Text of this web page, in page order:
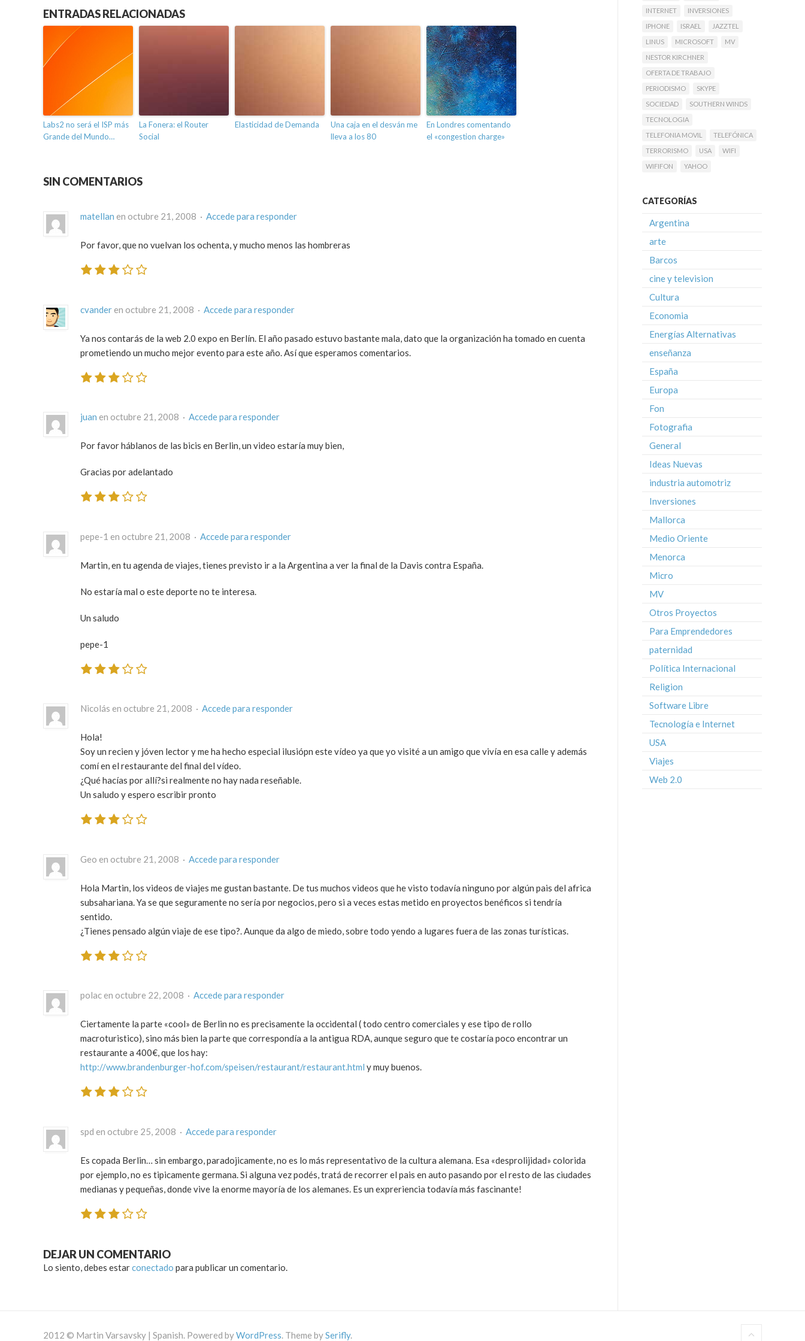
ENTRADAS RELACIONADAS
Labs2 no será el ISP más
Grande del Mundo…
La Fonera: el Router
Social
Elasticidad de Demanda
Una caja en el desván me
lleva a los 80
En Londres comentando
el «congestion charge»
SIN COMENTARIOS
matellan en octubre 21, 2008 · Accede para responder
Por favor, que no vuelvan los ochenta, y mucho menos las hombreras
cvander en octubre 21, 2008 · Accede para responder
Ya nos contarás de la web 2.0 expo en Berlín. El año pasado estuvo bastante mala, dato que la organización ha tomado en cuenta
prometiendo un mucho mejor evento para este año. Así que esperamos comentarios.
juan en octubre 21, 2008 · Accede para responder
Por favor háblanos de las bicis en Berlin, un video estaría muy bien,
Gracias por adelantado
pepe-1 en octubre 21, 2008 · Accede para responder
Martin, en tu agenda de viajes, tienes previsto ir a la Argentina a ver la final de la Davis contra España.
No estaría mal o este deporte no te interesa.
Un saludo
pepe-1
Nicolás en octubre 21, 2008 · Accede para responder
Hola!
Soy un recien y jóven lector y me ha hecho especial ilusiópn este vídeo ya que yo visité a un amigo que vivía en esa calle y además
comí en el restaurante del final del vídeo.
¿Qué hacías por allí?si realmente no hay nada reseñable.
Un saludo y espero escribir pronto
Geo en octubre 21, 2008 · Accede para responder
Hola Martin, los videos de viajes me gustan bastante. De tus muchos videos que he visto todavía ninguno por algún pais del africa
subsahariana. Ya se que seguramente no sería por negocios, pero si a veces estas metido en proyectos benéficos si tendría
sentido.
¿Tienes pensado algún viaje de ese tipo?. Aunque da algo de miedo, sobre todo yendo a lugares fuera de las zonas turísticas.
polac en octubre 22, 2008 · Accede para responder
Ciertamente la parte «cool» de Berlin no es precisamente la occidental ( todo centro comerciales y ese tipo de rollo
macroturistico), sino más bien la parte que correspondía a la antigua RDA, aunque seguro que te costaría poco encontrar un
restaurante a 400€, que los hay:
http://www.brandenburger-hof.com/speisen/restaurant/restaurant.html y muy buenos.
spd en octubre 25, 2008 · Accede para responder
Es copada Berlin… sin embargo, paradojicamente, no es lo más representativo de la cultura alemana. Esa «desprolijidad» colorida
por ejemplo, no es tipicamente germana. Si alguna vez podés, tratá de recorrer el pais en auto pasando por el resto de las ciudades
medianas y pequeñas, donde vive la enorme mayoría de los alemanes. Es un expreriencia todavía más fascinante!
DEJAR UN COMENTARIO
Lo siento, debes estarconectado para publicar un comentario.
INTERNET
INVERSIONES
IPHONE
ISRAEL
JAZZTEL
LINUS
MICROSOFT
MV
NESTOR KIRCHNER
OFERTA DE TRABAJO
PERIODISMO
SKYPE
SOCIEDAD
SOUTHERN WINDS
TECNOLOGIA
TELEFONIA MOVIL
TELEFÓNICA
TERRORISMO
USA
WIFI
WIFIFON
YAHOO
CATEGORÍAS
Argentina
arte
Barcos
cine y television
Cultura
Economia
Energías Alternativas
enseñanza
España
Europa
Fon
Fotografia
General
Ideas Nuevas
industria automotriz
Inversiones
Mallorca
Medio Oriente
Menorca
Micro
MV
Otros Proyectos
Para Emprendedores
paternidad
Política Internacional
Religion
Software Libre
Tecnología e Internet
USA
Viajes
Web 2.0
2012 © Martin Varsavsky | Spanish. Powered byWordPress. Theme bySerifly.